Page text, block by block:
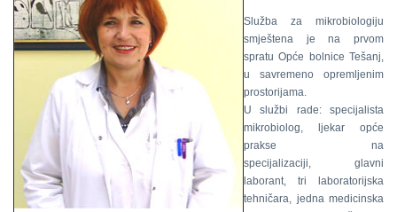
Služba za mikrobiologiju
smještena je na prvom
spratu Opće bolnice Tešanj,
u savremeno opremljenim
prostorijama.
U službi rade: specijalista
mikrobiolog, ljekar opće
prakse na
specijalizaciji, glavni
laborant, tri laboratorijska
tehničara, jedna medicinska